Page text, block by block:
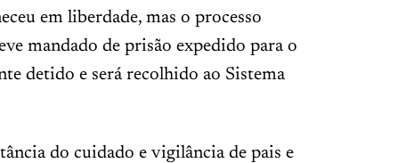
em liberdade, mas o processo
mandado de prisão expedido para o
detido e será recolhido ao Sistema
do cuidado e vigilância de pais e